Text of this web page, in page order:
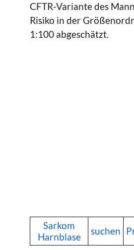
CFTR-Variante des
Risiko in der
1:100 abgeschätzt.
Sarkom
Harnblase
suchen